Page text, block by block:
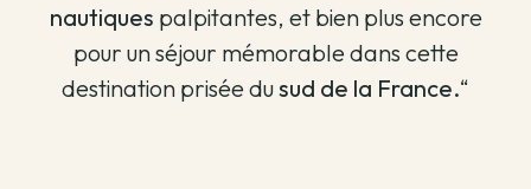
nautiques palpitantes, et bien plus encore
pour un séjour mémorable dans cette
destination prisée dusud de la France.“